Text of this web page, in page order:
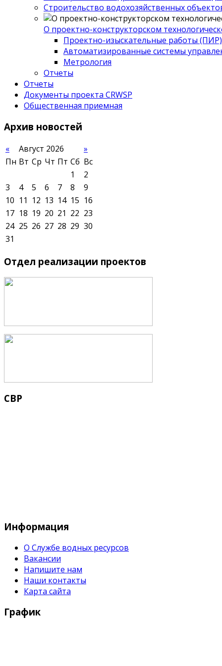
Строительство водохозяйственных
О проектно-конструкторском
Проектно-изыскательные работы (ПИР)
Автоматизированные системы
Метрология
Отчеты
Отчеты
Документы проекта CRWSP
Общественная приемная
Архив новостей
« Август 2026
»
Пн Вт Ср Чт Пт Сб Вс
1
2
3
4 5 6 7 8
9
10 11 12 13 14 15 16
17 18 19 20 21 22 23
24 25 26 27 28 29 30
31
Отдел реализации проектов
СВР
Информация
О Службе водных ресурсов
Вакансии
Напишите нам
Наши контакты
Карта сайта
График